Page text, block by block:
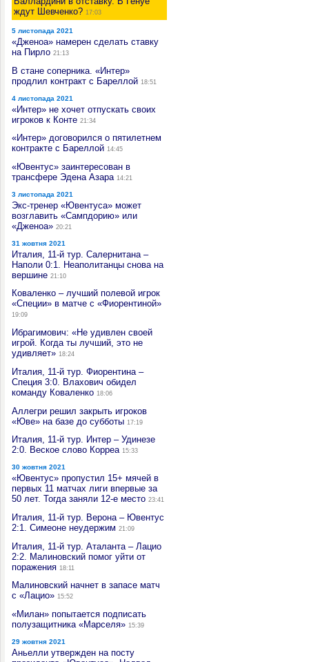
ждут Шевченко? 17:03
5 листопада 2021
«Дженоа» намерен сделать ставку
на Пирло 21:13
В стане соперника. «Интер»
продлил контракт с Бареллой 18:51
4 листопада 2021
«Интер» не хочет отпускать своих
игроков к Конте 21:34
«Интер» договорился о пятилетнем
контракте с Бареллой 14:45
«Ювентус» заинтересован в
трансфере Эдена Азара 14:21
3 листопада 2021
Экс-тренер «Ювентуса» может
возглавить «Сампдорию» или
«Дженоа» 20:21
31 жовтня 2021
Италия, 11-й тур. Салернитана –
Наполи 0:1. Неаполитанцы снова на
вершине 21:10
Коваленко – лучший полевой игрок
«Специи» в матче с «Фиорентиной»
19:09
Ибрагимович: «Не удивлен своей
игрой. Когда ты лучший, это не
удивляет» 18:24
Италия, 11-й тур. Фиорентина –
Специя 3:0. Влахович обидел
команду Коваленко 18:06
Аллегри решил закрыть игроков
«Юве» на базе до субботы 17:19
Италия, 11-й тур. Интер – Удинезе
2:0. Веское слово Корреа 15:33
30 жовтня 2021
«Ювентус» пропустил 15+ мячей в
первых 11 матчах лиги впервые за
50 лет. Тогда заняли 12-е место 23:41
Италия, 11-й тур. Верона – Ювентус
2:1. Симеоне неудержим 21:09
Италия, 11-й тур. Аталанта – Лацио
2:2. Малиновский помог уйти от
поражения 18:11
Малиновский начнет в запасе матч
с «Лацио» 15:52
«Милан» попытается подписать
полузащитника «Марселя» 15:39
29 жовтня 2021
Аньелли утвержден на посту